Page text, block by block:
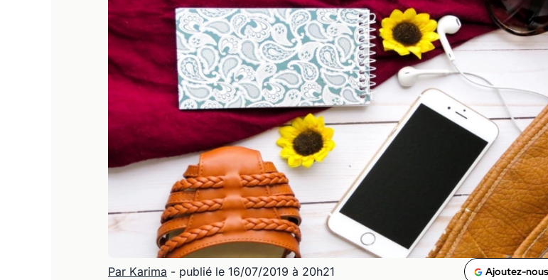
Par Karima - publié le 16/07/2019 à 20h21 Ajoutez-